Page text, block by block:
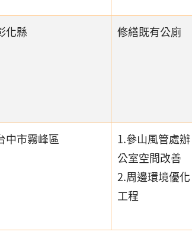
化縣 修繕既有公廁
中市霧峰區
1.參山風管處辦
公室空間改善
2.周邊環境優化
工程